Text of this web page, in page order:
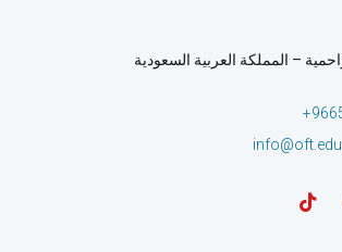
– المملكة العربية السعودية